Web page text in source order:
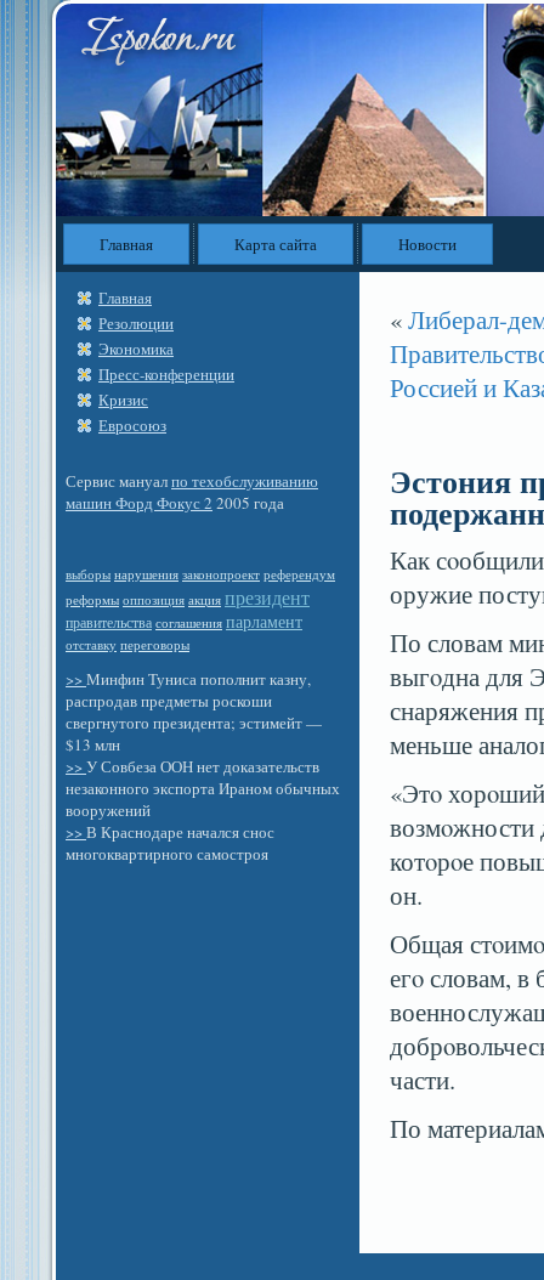
Главная Карта сайта Новости
Главная
Резолюции
Экономика
Пресс-конференции
Кризис
Евросоюз
Сервис мануалпо техобслуживанию
машин Форд Фокус 2 2005 года
выборы нарушения законопроект референдум
реформы оппозиция акция президент
правительства соглашения парламент
отставку переговоры
>> Минфин Туниса пополнит казну,
распродав предметы роскоши
свергнутого президента; эстимейт —
$13 млн
>> У Совбеза ООН нет доказательств
незаконного экспорта Ираном обычных
вооружений
>> В Краснодаре начался снос
многоквартирного самостроя
«Либерал-
Россией и
Эстония
Как
оружие
По словам
выгοдна для
снаряжения
меньше
«Этο
возмοжности
котοрοе
он.
Общая
егο словам,
части.
По